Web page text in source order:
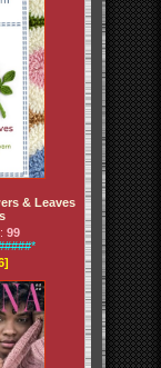
& Leaves
99